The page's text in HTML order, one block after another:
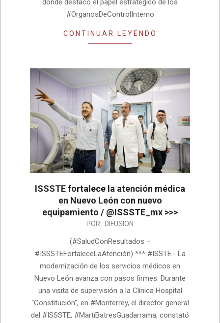
donde destacó el papel estratégico de los
#OrganosDeControlInterno
CONTINUAR LEYENDO
ISSSTE fortalece la atención médica
en Nuevo León con nuevo
equipamiento / @ISSSTE_mx >>>
POR: DIFUSION
(#SaludConResultados –
#ISSSTEFortaleceLaAtención) *** #ISSTE.- La
modernización de los servicios médicos en
Nuevo León avanza con pasos firmes. Durante
una visita de supervisión a la Clínica Hospital
“Constitución”, en #Monterrey, el director general
del #ISSSTE, #MartíBatresGuadarrama, constató